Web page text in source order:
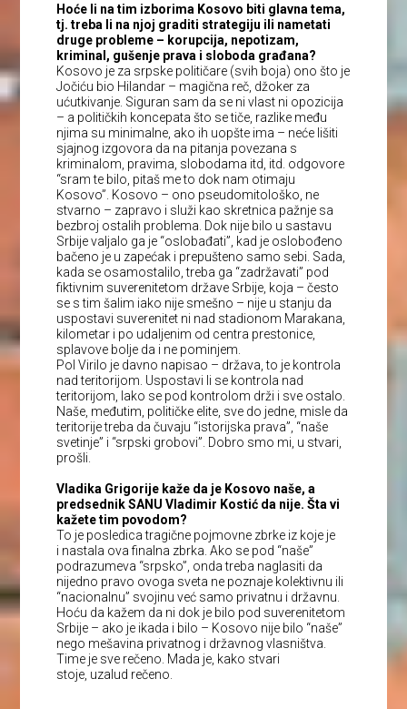
Hoće li na tim izborima Kosovo biti glavna tema,
tj. treba li na njoj graditi strategiju ili nametati
druge probleme – korupcija, nepotizam,
kriminal, gušenje prava i sloboda građana?
Kosovo je za srpske političare (svih boja) ono što je
Jočiću bio Hilandar – magična reč, džoker za
ućutkivanje. Siguran sam da se ni vlast ni opozicija
– a političkih koncepata što se tiče, razlike među
njima su minimalne, ako ih uopšte ima – neće lišiti
sjajnog izgovora da na pitanja povezana s
kriminalom, pravima, slobodama itd, itd. odgovore
“sram te bilo, pitaš me to dok nam otimaju
Kosovo”. Kosovo – ono pseudomitološko, ne
stvarno – zapravo i služi kao skretnica pažnje sa
bezbroj ostalih problema. Dok nije bilo u sastavu
Srbije valjalo ga je “oslobađati”, kad je oslobođeno
bačeno je u zapećak i prepušteno samo sebi. Sada,
kada se osamostalilo, treba ga “zadržavati” pod
fiktivnim suverenitetom države Srbije, koja – često
se s tim šalim iako nije smešno – nije u stanju da
uspostavi suverenitet ni nad stadionom Marakana,
kilometar i po udaljenim od centra prestonice,
splavove bolje da i ne pominjem.
Pol Virilo je davno napisao – država, to je kontrola
nad teritorijom. Uspostavi li se kontrola nad
teritorijom, lako se pod kontrolom drži i sve ostalo.
Naše, međutim, političke elite, sve do jedne, misle da
teritorije treba da čuvaju “istorijska prava”, “naše
svetinje” i “srpski grobovi”. Dobro smo mi, u stvari,
prošli.
Vladika Grigorije kaže da je Kosovo naše, a
predsednik SANU Vladimir Kostić da nije. Šta vi
kažete tim povodom?
To je posledica tragične pojmovne zbrke iz koje je
i nastala ova finalna zbrka. Ako se pod “naše”
podrazumeva “srpsko”, onda treba naglasiti da
nijedno pravo ovoga sveta ne poznaje kolektivnu ili
“nacionalnu” svojinu već samo privatnu i državnu.
Hoću da kažem da ni dok je bilo pod suverenitetom
Srbije – ako je ikada i bilo – Kosovo nije bilo “naše”
nego mešavina privatnog i državnog vlasništva.
Time je sve rečeno. Mada je, kako stvari
stoje, uzalud rečeno.